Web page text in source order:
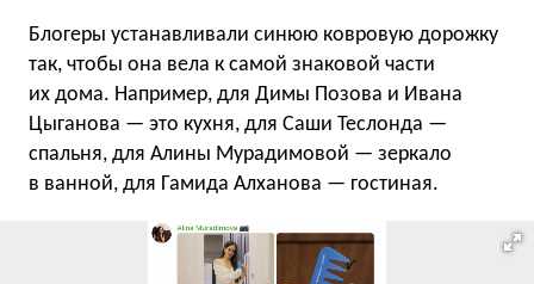
Блогеры устанавливали синюю ковровую дорожку
так, чтобы она вела к самой знаковой части
их дома. Например, для Димы Позова и Ивана
Цыганова — это кухня, для Саши Теслонда —
спальня, для Алины Мурадимовой — зеркало
в ванной, для Гамида Алханова — гостиная.